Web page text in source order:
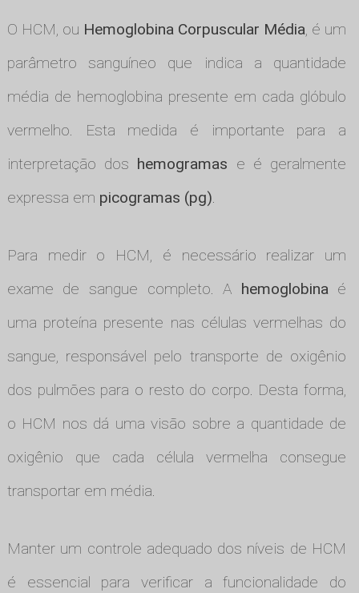
O HCM, ou Hemoglobina Corpuscular Média, é um
parâmetro sanguíneo que indica a quantidade
média de hemoglobina presente em cada glóbulo
vermelho. Esta medida é importante para a
interpretação dos hemogramas e é geralmente
expressa em picogramas (pg).
Para medir o HCM, é necessário realizar um
exame de sangue completo. A hemoglobinaé
uma proteína presente nas células vermelhas do
sangue, responsável pelo transporte de oxigênio
dos pulmões para o resto do corpo. Desta forma,
o HCM nos dá uma visão sobre a quantidade de
oxigênio que cada célula vermelha consegue
transportar em média.
Manter um controle adequado dos níveis de HCM
é essencial para verificar a funcionalidade do